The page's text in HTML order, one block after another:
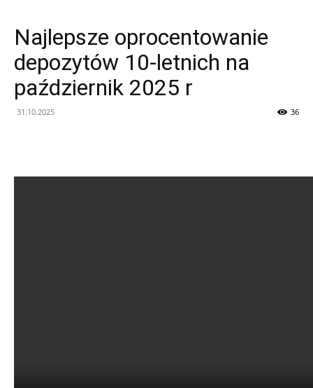
Najlepsze oprocentowanie
depozytów 10-letnich na
październik 2025 r
31.10.2025 36